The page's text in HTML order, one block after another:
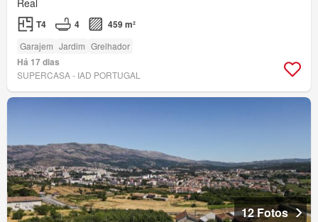
Real
T4 4 459 m²
Garajem Jardim Grelhador
Há 17 dias
SUPERCASA - IAD PORTUGAL
12 Fotos